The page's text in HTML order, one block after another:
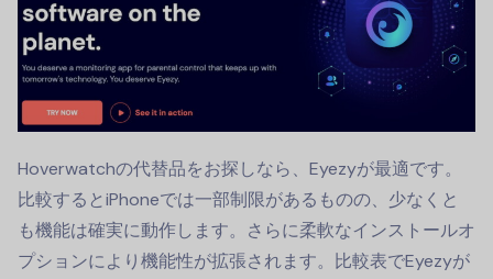
Hoverwatchの代替品をお探しなら、Eyezyが最適です。
比較するとiPhoneでは一部制限があるものの、少なくと
も機能は確実に動作します。さらに柔軟なインストールオ
プションにより機能性が拡張されます。比較表でEyezyが